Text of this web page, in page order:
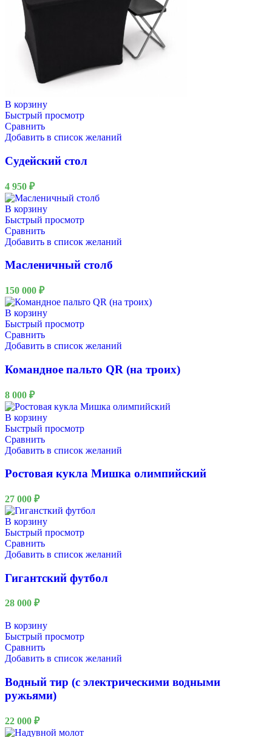
В корзину
Быстрый просмотр
Сравнить
Добавить в список желаний
Судейский стол
4 950 ₽
В корзину
Быстрый просмотр
Сравнить
Добавить в список желаний
Масленичный столб
150 000 ₽
В корзину
Быстрый просмотр
Сравнить
Добавить в список желаний
Командное пальто QR (на троих)
8 000 ₽
В корзину
Быстрый просмотр
Сравнить
Добавить в список желаний
Ростовая кукла Мишка олимпийский
27 000 ₽
В корзину
Быстрый просмотр
Сравнить
Добавить в список желаний
Гигантский футбол
28 000 ₽
В корзину
Быстрый просмотр
Сравнить
Добавить в список желаний
Водный тир (с электрическими водными
ружьями)
22 000 ₽